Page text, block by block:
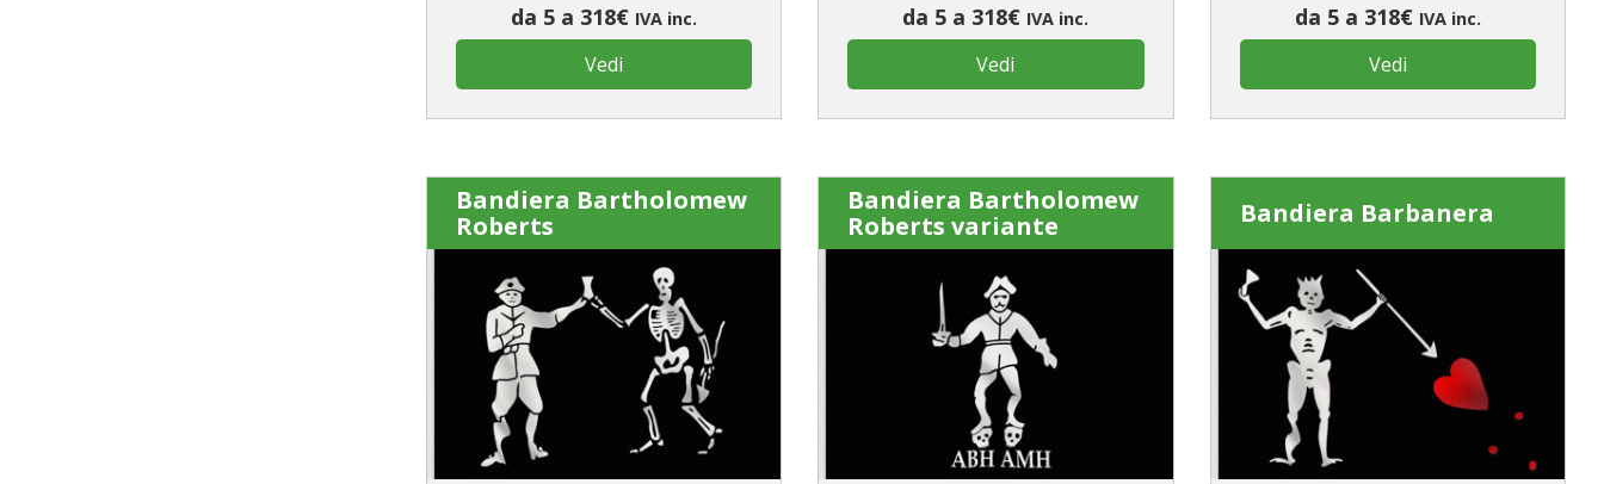
da 5 a 318€ IVA inc.
Vedi
da 5 a 318€ IVA inc.
Vedi
da 5 a 318€ IVA inc.
Vedi
Bandiera Bartholomew
Roberts
Bandiera Bartholomew
Roberts variante
Bandiera Barbanera